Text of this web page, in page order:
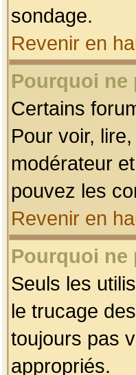
sondage.
Revenir en
Pourquoi ne
Certains
Pour voir,
modérateur
pouvez les
Revenir en
Pourquoi ne
Seuls les
le trucage
toujours pas
appropriés.